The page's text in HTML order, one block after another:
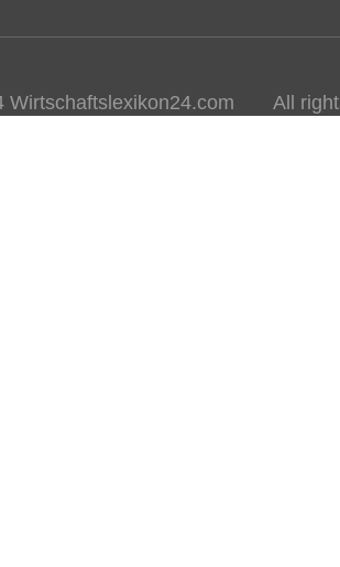
Wirtschaftslexikon24.com All